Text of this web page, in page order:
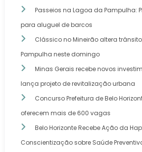
Passeios na Lagoa da Pampulha:
para aluguel de barcos
Clássico no Mineirão altera
Pampulha neste domingo
Minas Gerais recebe novos
lança projeto de revitalização urbana
Concurso Prefeitura de Belo
oferecem mais de 600 vagas
Belo Horizonte Recebe Ação da
Conscientização sobre Saúde